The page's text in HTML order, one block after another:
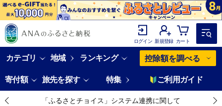
ログイン 新規登録 カート
カテゴリ 地域 ランキング 控除額を調べる
寄付額 旅先を探す 特集 ご利用ガイド
「ふるさとチョイス」システム連携に関して